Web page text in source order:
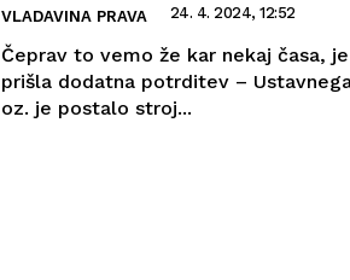
VLADAVINA PRAVA 24. 4. 2024, 12:52
Čeprav to vemo že kar nekaj časa,
prišla dodatna potrditev –
oz. je postalo stroj...